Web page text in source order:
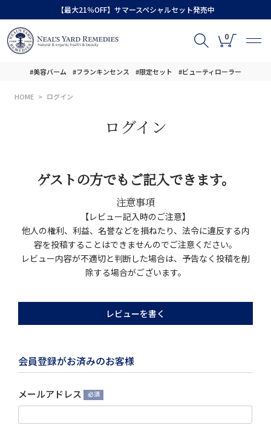
【最大21％OFF】サマースペシャルセット発売中
0
#美容バーム #フランキンセンス #限定セット #ビューティローラー
HOME ログイン
ログイン
ゲストの方でもご記入できます。
注意事項
【レビュー記入時のご注意】
他人の権利、利益、名誉などを損ねたり、法令に違反する内
容を投稿することはできませんのでご注意ください。
レビュー内容が不適切と判断した場合は、予告なく投稿を削
除する場合がございます。
レビューを書く
会員登録がお済みのお客様
メールアドレス
(必
須)